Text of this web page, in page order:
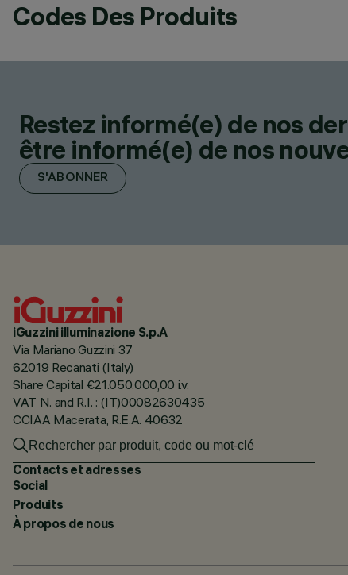
Codes Des Produits
Restez informé(e) de nos
être informé(e) de nos
S'ABONNER
iGuzzini illuminazione S.p.A
Via Mariano Guzzini 37
62019 Recanati (Italy)
Share Capital €21.050.000,00 i.v.
VAT N. and R.I. : (IT)00082630435
CCIAA Macerata, R.E.A. 40632
Contacts et adresses
Social
Produits
À propos de nous